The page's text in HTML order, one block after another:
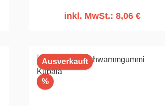
inkl. MwSt.: 8,06 €
Ausverkauft
%Rabatt